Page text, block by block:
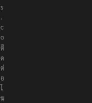
s
.
c
o
ติ
ด
ต่
อ
โ
ฆ